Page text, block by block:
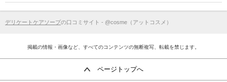
デリケートケアソープの口コミサイト - @cosme（アットコスメ）
掲載の情報・画像など、すべてのコンテンツの無断複写、転載を禁じます。
ページトップへ